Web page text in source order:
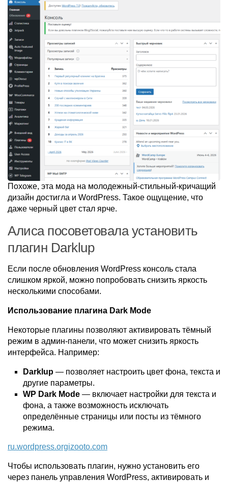
Похоже, эта мода на молодежный-стильный-кричащий
дизайн достигла и WordPress. Такое ощущение, что
даже черный цвет стал ярче.
Алиса посоветовала установить
плагин Darklup
Если после обновления WordPress консоль стала
слишком яркой, можно попробовать снизить яркость
несколькими способами.
Использование плагина Dark Mode
Некоторые плагины позволяют активировать тёмный
режим в админ-панели, что может снизить яркость
интерфейса. Например:
Darklup — позволяет настроить цвет фона, текста и
другие параметры.
WP Dark Mode — включает настройки для текста и
фона, а также возможность исключать
определённые страницы или посты из тёмного
режима.
ru.wordpress.orgizooto.com
Чтобы использовать плагин, нужно установить его
через панель управления WordPress, активировать и